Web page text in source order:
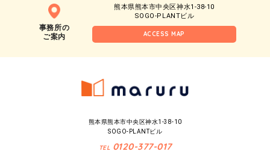
事務所の
ご案内
ACCESS MAP
熊本県熊本市中央区神水1-38-10
SOGO-PLANTビル
熊本県熊本市中央区神水1-38-10
SOGO-PLANTビル
TEL 0120-377-017